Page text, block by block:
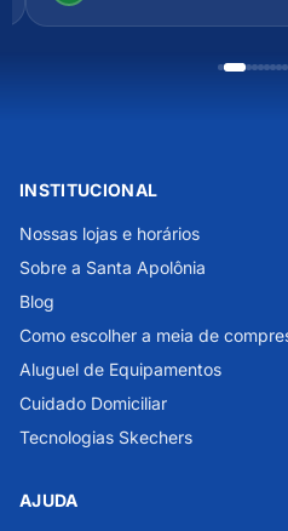
INSTITUCIONAL
Nossas lojas e horários
Sobre a Santa Apolônia
Blog
Como escolher a meia de
Aluguel de Equipamentos
Cuidado Domiciliar
Tecnologias Skechers
AJUDA